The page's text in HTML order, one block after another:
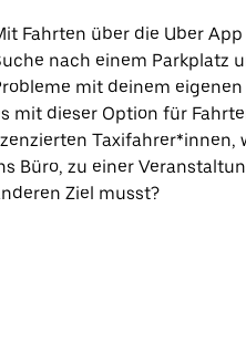
Fahrten über die Uber
nach einem Parkplatz
mit deinem eigenen
mit dieser Option für
Taxifahrer*innen,
Büro, zu einer
Ziel musst?